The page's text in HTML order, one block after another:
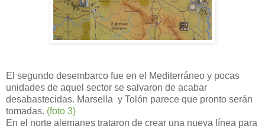
El segundo desembarco fue en el Mediterráneo y pocas
unidades de aquel sector se salvaron de acabar
desabastecidas. Marsella y Tolón parece que pronto serán
tomadas. (foto 3)
En el norte alemanes trataron de crear una nueva línea para